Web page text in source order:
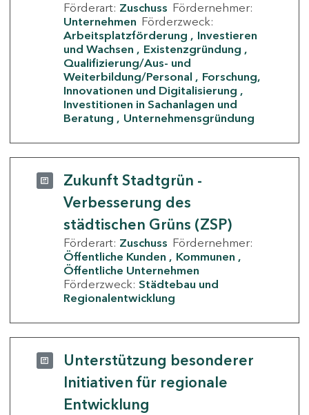
Förderart: Zuschuss Fördernehmer:
Unternehmen Förderzweck:
Arbeitsplatzförderung
Investieren
und Wachsen
Existenzgründung
Qualifizierung/Aus- und
Weiterbildung/Personal
Forschung,
Innovationen und Digitalisierung
Investitionen in Sachanlagen und
Beratung
Unternehmensgründung
Zukunft Stadtgrün -
Verbesserung des
städtischen Grüns (ZSP)
Förderart: Zuschuss Fördernehmer:
Öffentliche Kunden
Kommunen
Öffentliche Unternehmen
Förderzweck: Städtebau und
Regionalentwicklung
Unterstützung besonderer
Initiativen für regionale
Entwicklung